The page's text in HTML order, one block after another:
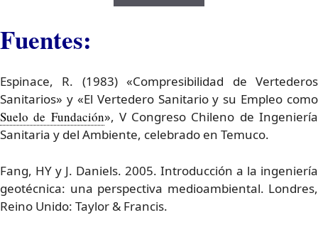
Fuentes:
Espinace, R. (1983) «Compresibilidad de Vertederos
Sanitarios» y «El Vertedero Sanitario y su Empleo como
Suelo de Fundación», V Congreso Chileno de Ingeniería
Sanitaria y del Ambiente, celebrado en Temuco.
Fang, HY y J. Daniels. 2005. Introducción a la ingeniería
geotécnica: una perspectiva medioambiental. Londres,
Reino Unido: Taylor & Francis.